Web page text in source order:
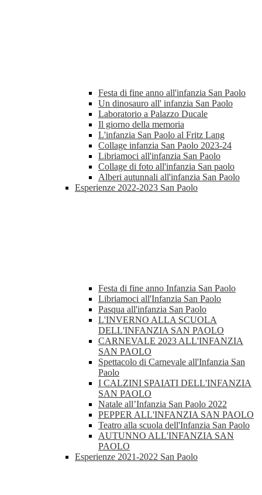
Festa di fine anno all'infanzia San Paolo
Un dinosauro all' infanzia San Paolo
Laboratorio a Palazzo Ducale
Il giorno della memoria
L'infanzia San Paolo al Fritz Lang
Collage infanzia San Paolo 2023-24
Libriamoci all'infanzia San Paolo
Collage di foto all'infanzia San paolo
Alberi autunnali all'infanzia San Paolo
Esperienze 2022-2023 San Paolo
Festa di fine anno Infanzia San Paolo
Libriamoci all'Infanzia San Paolo
Pasqua all'infanzia San Paolo
L'INVERNO ALLA SCUOLA
DELL'INFANZIA SAN PAOLO
CARNEVALE 2023 ALL'INFANZIA
SAN PAOLO
Spettacolo di Carnevale all'Infanzia San
Paolo
I CALZINI SPAIATI DELL'INFANZIA
SAN PAOLO
Natale all’Infanzia San Paolo 2022
PEPPER ALL'INFANZIA SAN PAOLO
Teatro alla scuola dell'Infanzia San Paolo
AUTUNNO ALL'INFANZIA SAN
PAOLO
Esperienze 2021-2022 San Paolo